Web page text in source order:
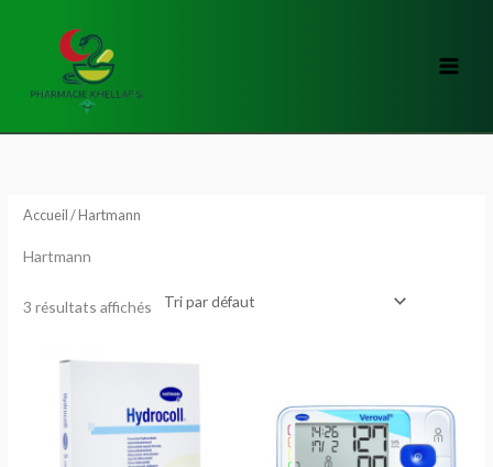
Accueil / Hartmann
Hartmann
3 résultats affichés